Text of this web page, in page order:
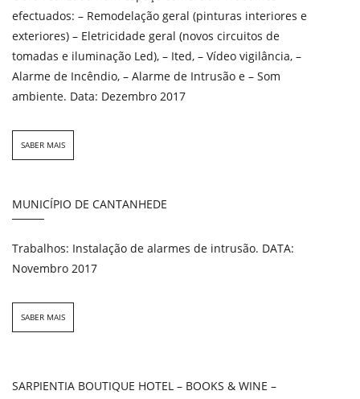
efectuados: – Remodelação geral (pinturas interiores e
exteriores) – Eletricidade geral (novos circuitos de
tomadas e iluminação Led), – Ited, – Vídeo vigilância, –
Alarme de Incêndio, – Alarme de Intrusão e – Som
ambiente. Data: Dezembro 2017
SABER MAIS
MUNICÍPIO DE CANTANHEDE
Trabalhos: Instalação de alarmes de intrusão. DATA:
Novembro 2017
SABER MAIS
SARPIENTIA BOUTIQUE HOTEL – BOOKS & WINE –